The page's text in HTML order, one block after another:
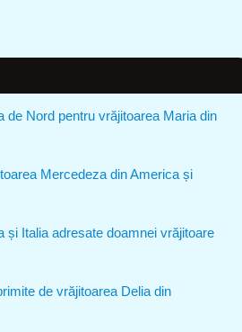
de Nord pentru vrăjitoarea Maria din
Mercedeza din America și
și Italia adresate doamnei vrăjitoare
de vrăjitoarea Delia din